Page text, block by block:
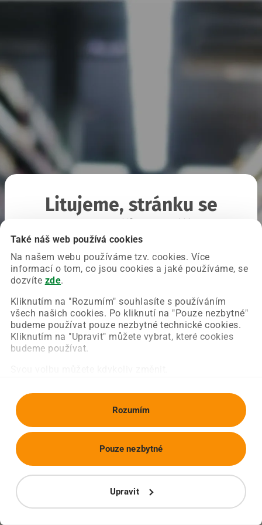
Také náš web používá cookies
Na našem webu používáme tzv. cookies. Více
informací o tom, co jsou cookies a jaké používáme, se
dozvíte zde.
Kliknutím na "Rozumím" souhlasíte s používáním
všech našich cookies. Po kliknutí na "Pouze nezbytné"
budeme používat pouze nezbytné technické cookies.
Kliknutím na "Upravit" můžete vybrat, které cookies
budeme používat.
Rozumím
Upravit
Pouze nezbytné
Litujeme, stránku se
Chyba nastala na naší straně a už ji opravujeme.
Zkuste prosím znovu načíst požadovanou stránku.
Obnovit stránku Úvodní strana